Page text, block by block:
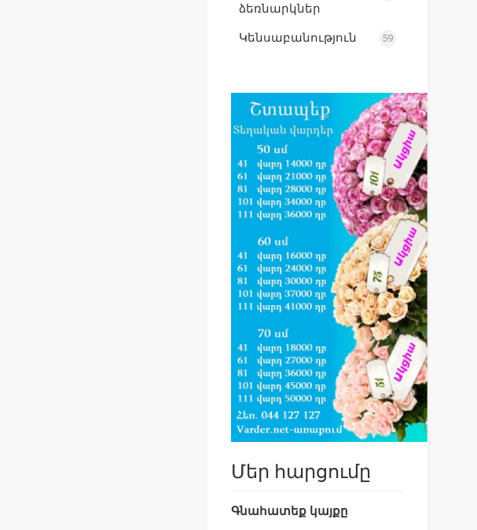
ձեռնարկներ
Կենսաբանություն 59
Մեր հարցումը
Գնահատեք կայքը